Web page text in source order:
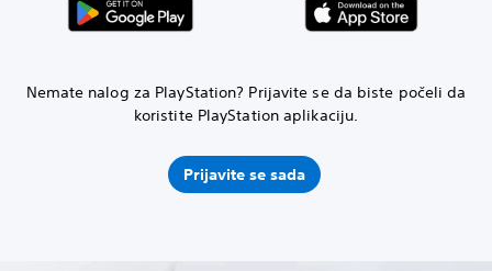
Nemate nalog za PlayStation? Prijavite se da biste počeli da
koristite PlayStation aplikaciju.
Prijavite se sada